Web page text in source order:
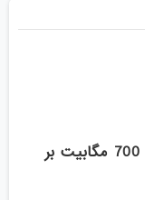
700 مگابیت بر